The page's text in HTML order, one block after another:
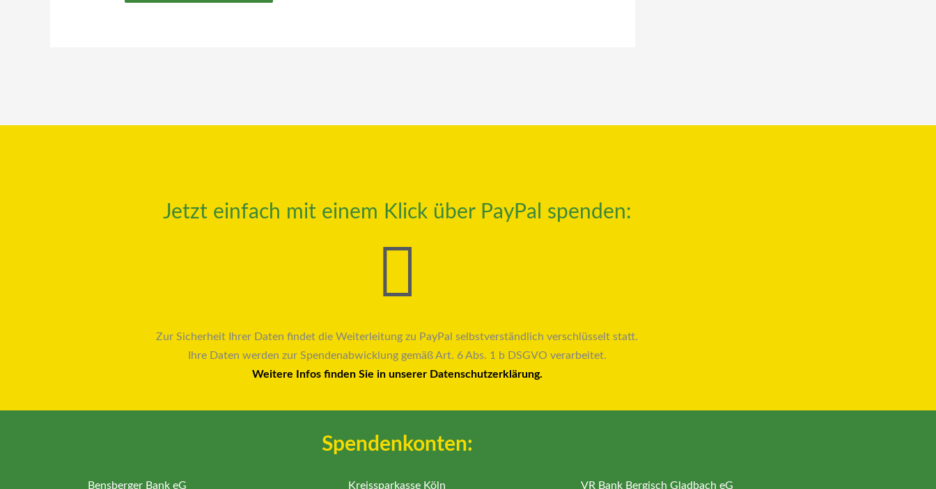
Jetzt einfach mit einem Klick über PayPal spenden:
Zur Sicherheit Ihrer Daten findet die Weiterleitung zu PayPal selbstverständlich verschlüsselt statt.
Ihre Daten werden zur Spendenabwicklung gemäß Art. 6 Abs. 1 b DSGVO verarbeitet.
Weitere Infos finden Sie in unserer Datenschutzerklärung.
Spendenkonten:
Bensberger Bank eG Kreissparkasse Köln VR Bank Bergisch Gladbach eG